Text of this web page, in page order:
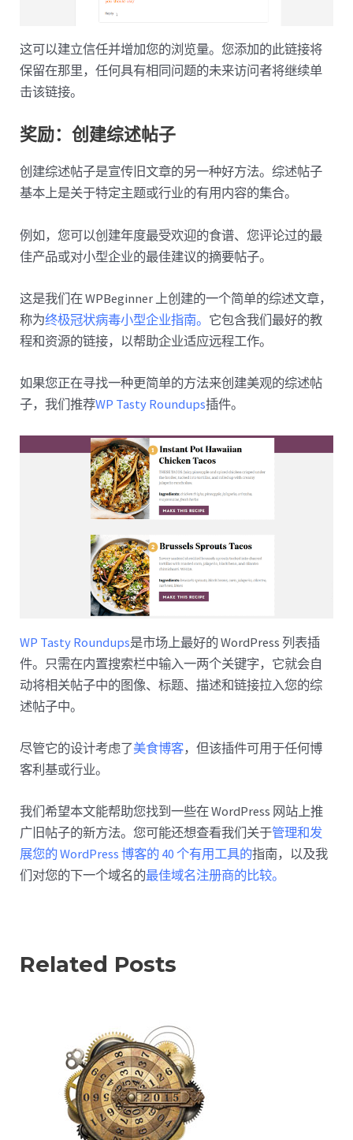
这可以建立信任并增加您的浏览量。您添加的此链接将
保留在那里，任何具有相同问题的未来访问者将继续单
击该链接。
奖励：创建综述帖子
创建综述帖子是宣传旧文章的另一种好方法。综述帖子
基本上是关于特定主题或行业的有用内容的集合。
例如，您可以创建年度最受欢迎的食谱、您评论过的最
佳产品或对小型企业的最佳建议的摘要帖子。
这是我们在 WPBeginner 上创建的一个简单的综述文章，
称为终极冠状病毒小型企业指南。 它包含我们最好的教
程和资源的链接，以帮助企业适应远程工作。
如果您正在寻找一种更简单的方法来创建美观的综述帖
子，我们推荐WP Tasty Roundups插件。
WP Tasty Roundups是市场上最好的 WordPress 列表插
件。只需在内置搜索栏中输入一两个关键字，它就会自
动将相关帖子中的图像、标题、描述和链接拉入您的综
述帖子中。
尽管它的设计考虑了美食博客，但该插件可用于任何博
客利基或行业。
我们希望本文能帮助您找到一些在 WordPress 网站上推
广旧帖子的新方法。您可能还想查看我们关于管理和发
展您的 WordPress 博客的 40 个有用工具的指南，以及我
们对您的下一个域名的最佳域名注册商的比较。
Related Posts